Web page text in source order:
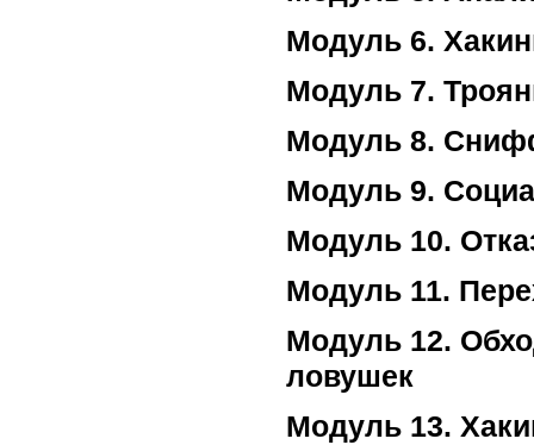
Модуль 6.
Модуль 7.
Модуль 8.
Модуль 9.
Модуль 10.
Модуль 11.
Модуль 12.
ловушек
Модуль 13.